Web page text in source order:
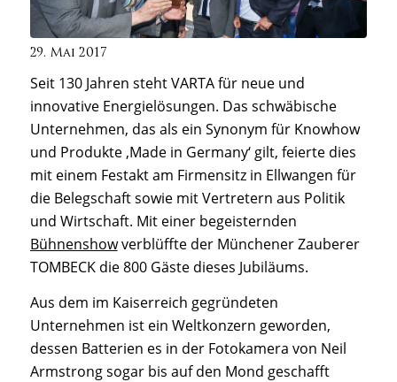
29. Mai 2017
Seit 130 Jahren steht VARTA für neue und
innovative Energielösungen. Das schwäbische
Unternehmen, das als ein Synonym für Knowhow
und Produkte ‚Made in Germany‘ gilt, feierte dies
mit einem Festakt am Firmensitz in Ellwangen für
die Belegschaft sowie mit Vertretern aus Politik
und Wirtschaft. Mit einer begeisternden
Bühnenshowverblüffte der Münchener Zauberer
TOMBECK die 800 Gäste dieses Jubiläums.
Aus dem im Kaiserreich gegründeten
Unternehmen ist ein Weltkonzern geworden,
dessen Batterien es in der Fotokamera von Neil
Armstrong sogar bis auf den Mond geschafft